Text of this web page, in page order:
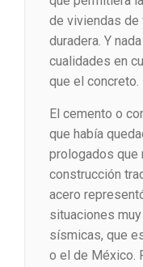
de viviendas de
duradera. Y
cualidades en
que el concreto.
El cemento o
que había
prologados que
construcción
acero
situaciones
sísmicas, que
o el de México.